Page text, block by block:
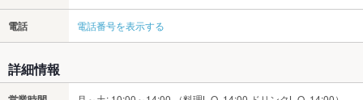
電話 電話番号を表示する
詳細情報